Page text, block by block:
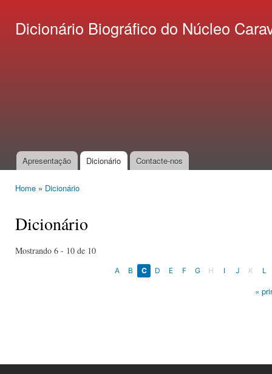
Dicionário Biográfico do Núcleo
Main menu
Apresentação Dicionário Contacte-nos
Home » Dicionário
Dicionário
Mostrando 6 - 10 de 10
A B C D E F G H I J K L
«